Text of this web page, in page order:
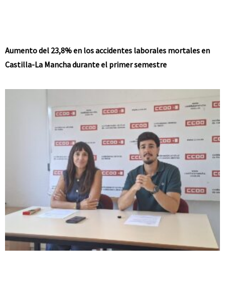
Aumento del 23,8% en los accidentes laborales mortales en
Castilla-La Mancha durante el primer semestre